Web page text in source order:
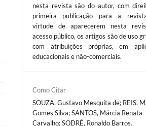
nesta revista são do autor, com
primeira publicação para a
virtude de aparecerem nesta
acesso público, os artigos são de uso
com atribuições próprias, em
educacionais e não-comerciais.
Como Citar
SOUZA, Gustavo Mesquita de; REIS,
Gomes Silva; SANTOS, Márcia Renata
Carvalho; SODRÉ, Ronaldo Barros.